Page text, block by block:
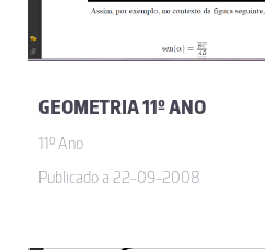
GEOMETRIA 11º ANO
11º Ano
Publicado a 22-09-2008